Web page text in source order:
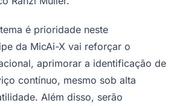
é prioridade neste
da MicAi-X vai reforçar o
aprimorar a identificação de
contínuo, mesmo sob alta
Além disso, serão